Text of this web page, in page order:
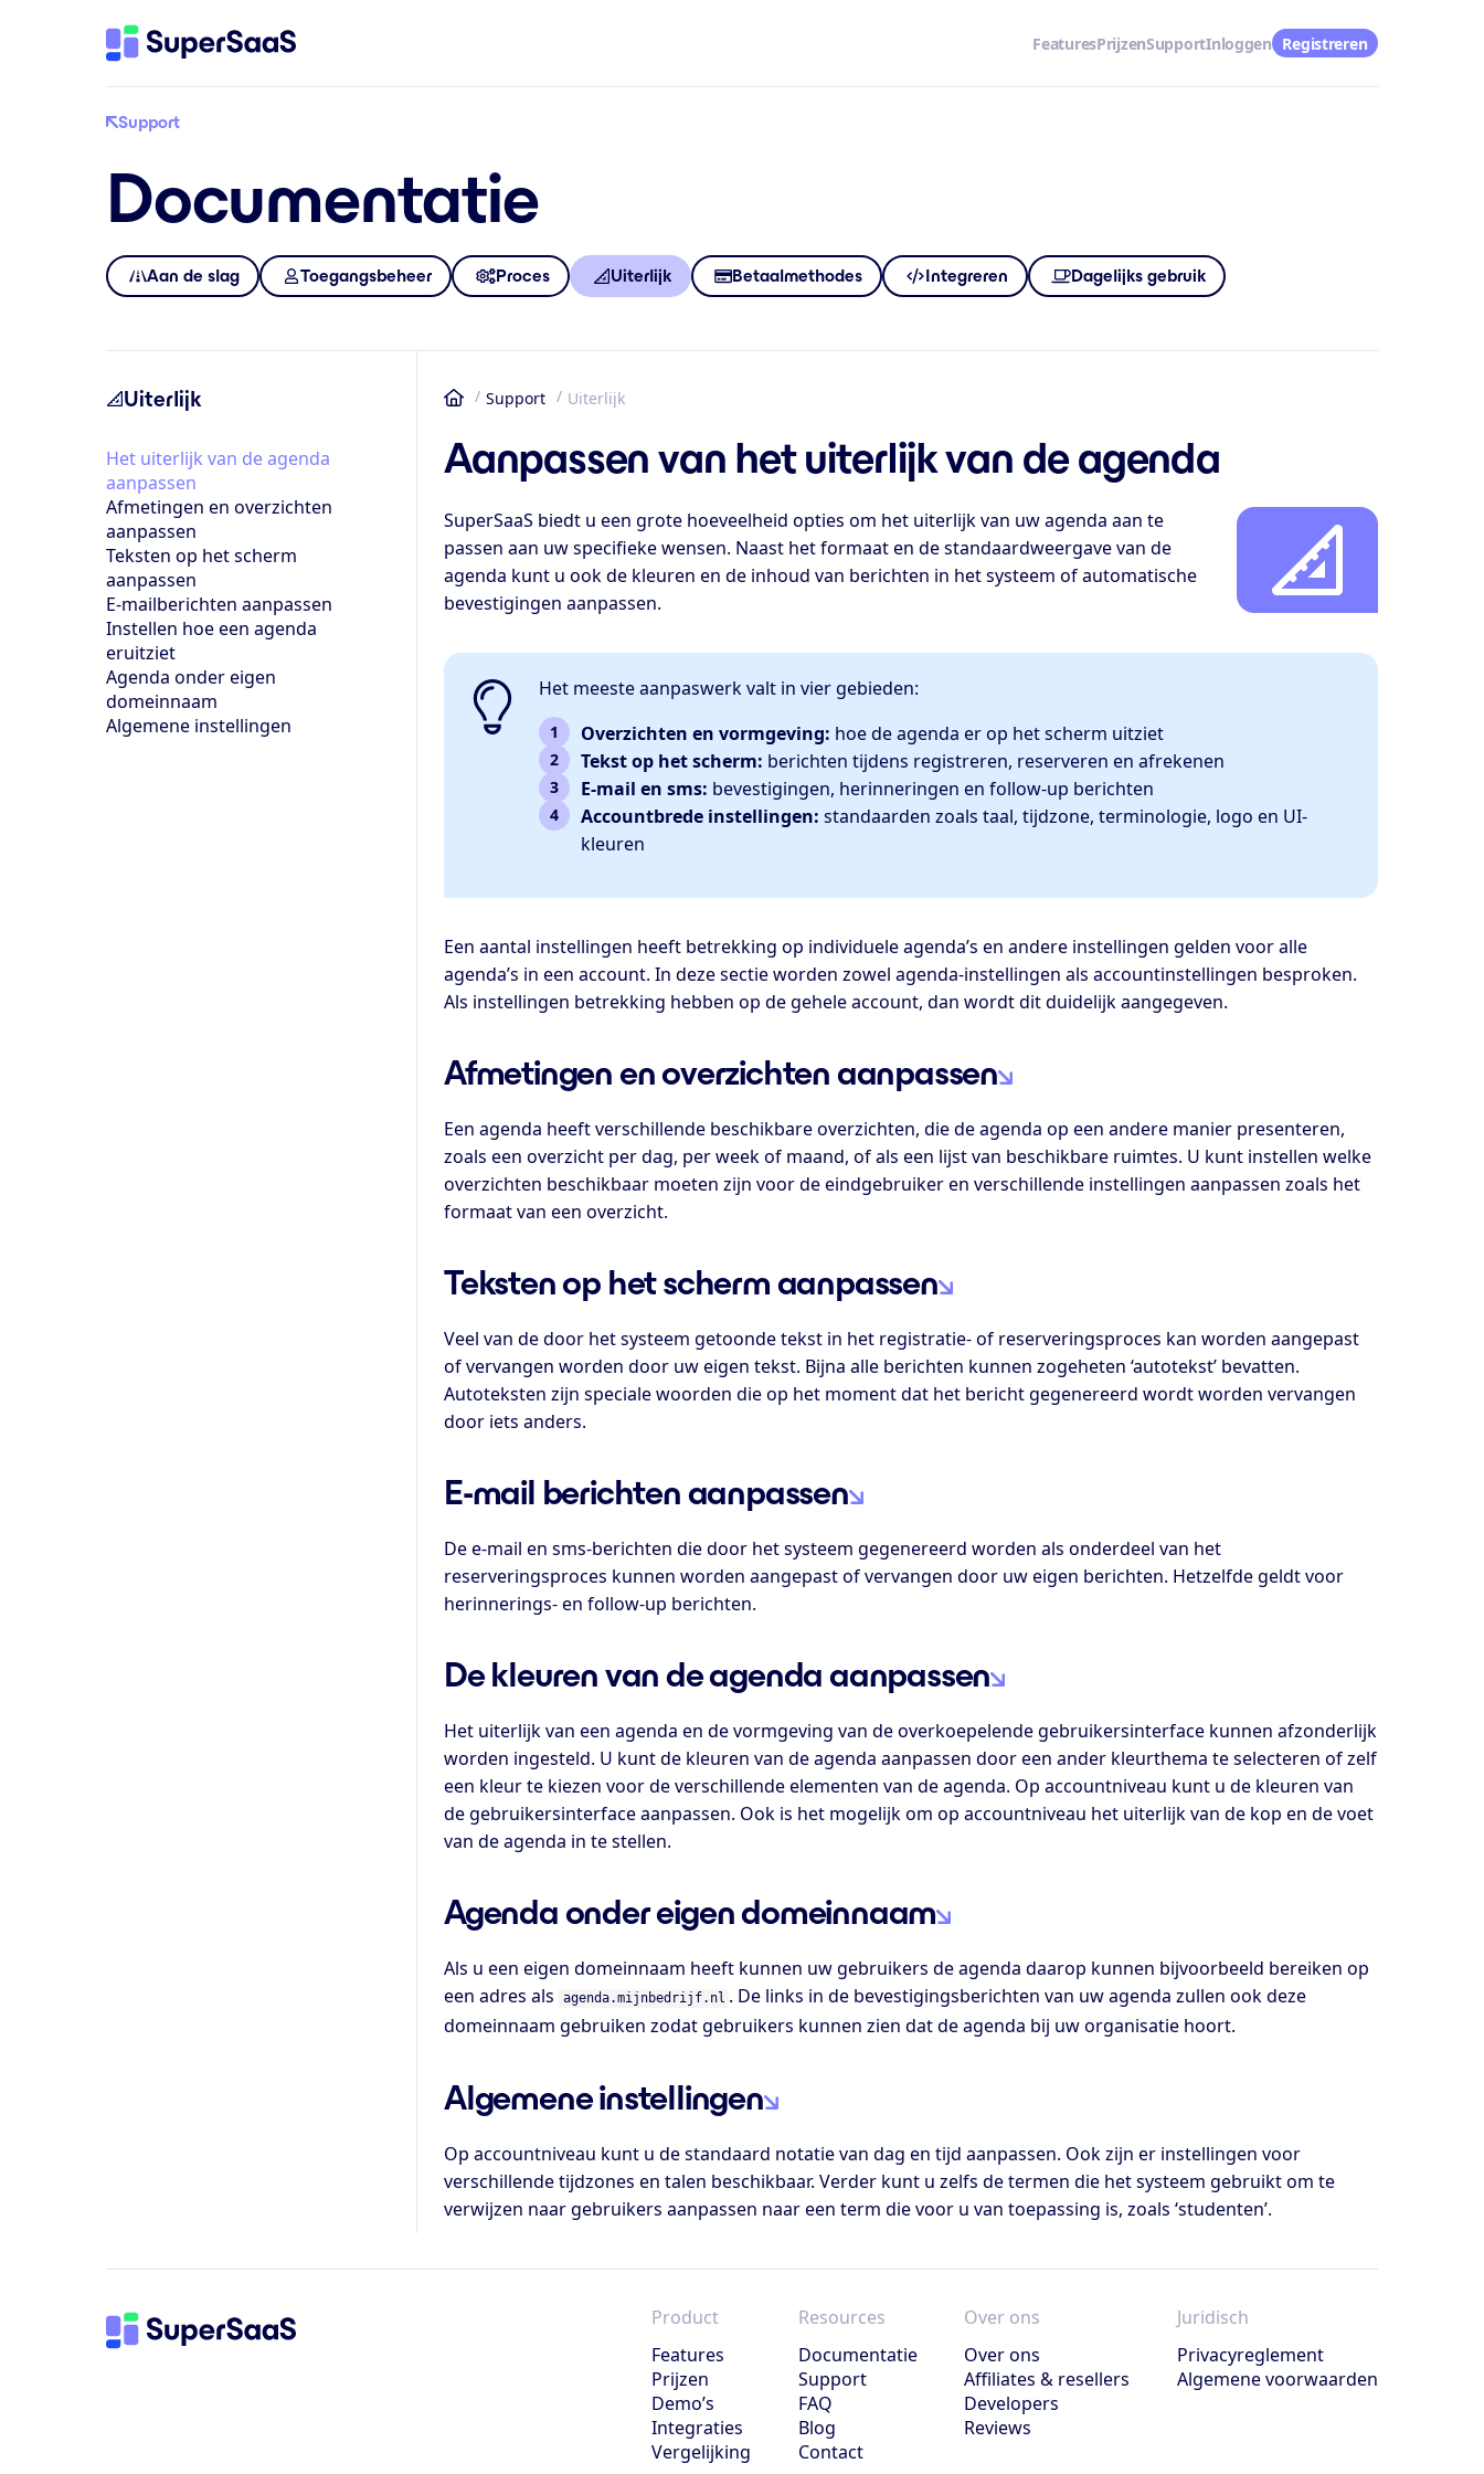
FeaturesPrijzenSupportInloggen Registreren
Support
Documentatie
Aan de slag Toegangsbeheer Proces Uiterlijk Betaalmethodes Integreren Dagelijks gebruik
Uiterlijk
Het uiterlijk van de agenda
aanpassen
Afmetingen en overzichten
aanpassen
Teksten op het scherm
aanpassen
E-mailberichten aanpassen
Instellen hoe een agenda
eruitziet
Agenda onder eigen
domeinnaam
Algemene instellingen
Home
Support Uiterlijk
Aanpassen van het uiterlijk van de agenda
SuperSaaS biedt u een grote hoeveelheid opties om het uiterlijk van uw agenda aan te
passen aan uw specifieke wensen. Naast het formaat en de standaardweergave van de
agenda kunt u ook de kleuren en de inhoud van berichten in het systeem of automatische
bevestigingen aanpassen.
Het meeste aanpaswerk valt in vier gebieden:
Overzichten en vormgeving: hoe de agenda er op het scherm uitziet
Tekst op het scherm: berichten tijdens registreren, reserveren en afrekenen
E-mail en sms: bevestigingen, herinneringen en follow-up berichten
Accountbrede instellingen: standaarden zoals taal, tijdzone, terminologie, logo en UI-
kleuren
Een aantal instellingen heeft betrekking op individuele agenda’s en andere instellingen gelden voor alle
agenda’s in een account. In deze sectie worden zowel agenda-instellingen als accountinstellingen besproken.
Als instellingen betrekking hebben op de gehele account, dan wordt dit duidelijk aangegeven.
Afmetingen en overzichten aanpassen
Een agenda heeft verschillende beschikbare overzichten, die de agenda op een andere manier presenteren,
zoals een overzicht per dag, per week of maand, of als een lijst van beschikbare ruimtes. U kunt instellen welke
overzichten beschikbaar moeten zijn voor de eindgebruiker en verschillende instellingen aanpassen zoals het
formaat van een overzicht.
Teksten op het scherm aanpassen
Veel van de door het systeem getoonde tekst in het registratie- of reserveringsproces kan worden aangepast
of vervangen worden door uw eigen tekst. Bijna alle berichten kunnen zogeheten ‘autotekst’ bevatten.
Autoteksten zijn speciale woorden die op het moment dat het bericht gegenereerd wordt worden vervangen
door iets anders.
E-mail berichten aanpassen
De e-mail en sms-berichten die door het systeem gegenereerd worden als onderdeel van het
reserveringsproces kunnen worden aangepast of vervangen door uw eigen berichten. Hetzelfde geldt voor
herinnerings- en follow-up berichten.
De kleuren van de agenda aanpassen
Het uiterlijk van een agenda en de vormgeving van de overkoepelende gebruikersinterface kunnen afzonderlijk
worden ingesteld. U kunt de kleuren van de agenda aanpassen door een ander kleurthema te selecteren of zelf
een kleur te kiezen voor de verschillende elementen van de agenda. Op accountniveau kunt u de kleuren van
de gebruikersinterface aanpassen. Ook is het mogelijk om op accountniveau het uiterlijk van de kop en de voet
van de agenda in te stellen.
Agenda onder eigen domeinnaam
Als u een eigen domeinnaam heeft kunnen uw gebruikers de agenda daarop kunnen bijvoorbeeld bereiken op
een adres als
agenda.mijnbedrijf.nl . De links in de bevestigingsberichten van uw agenda zullen ook deze
domeinnaam gebruiken zodat gebruikers kunnen zien dat de agenda bij uw organisatie hoort.
Algemene instellingen
Op accountniveau kunt u de standaard notatie van dag en tijd aanpassen. Ook zijn er instellingen voor
verschillende tijdzones en talen beschikbaar. Verder kunt u zelfs de termen die het systeem gebruikt om te
verwijzen naar gebruikers aanpassen naar een term die voor u van toepassing is, zoals ‘studenten’.
Product
Features
Prijzen
Demo’s
Integraties
Vergelijking
Resources
Documentatie
Support
FAQ
Blog
Contact
Over ons
Over ons
Affiliates & resellers
Developers
Reviews
Juridisch
Privacyreglement
Algemene voorwaarden